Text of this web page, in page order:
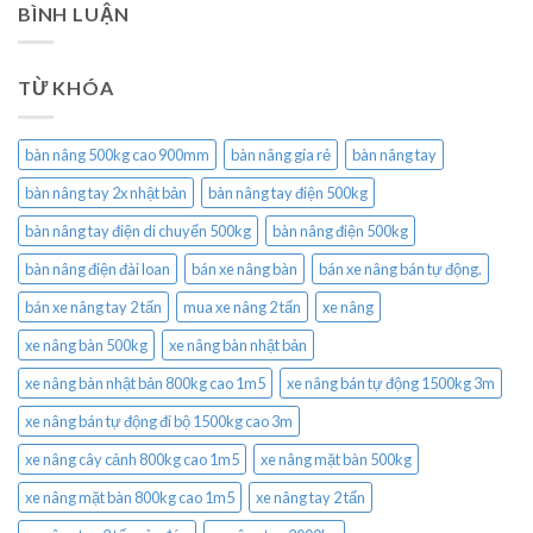
BÌNH LUẬN
TỪ KHÓA
bàn nâng 500kg cao 900mm bàn nâng gía rẻ
bàn nâng tay
bàn nâng tay 2x nhật bản
bàn nâng tay điện 500kg
bàn nâng tay điện di chuyển 500kg
bàn nâng điện 500kg
bàn nâng điện đài loan
bán xe nâng bàn
bán xe nâng bán tự động.
bán xe nâng tay 2 tấn
mua xe nâng 2 tấn
xe nâng
xe nâng bàn 500kg
xe nâng bàn nhật bản
xe nâng bàn nhật bản 800kg cao 1m5
xe nâng bán tự động 1500kg 3m
xe nâng bán tự động đi bộ 1500kg cao 3m
xe nâng cây cảnh 800kg cao 1m5
xe nâng mặt bàn 500kg
xe nâng mặt bàn 800kg cao 1m5
xe nâng tay 2 tấn